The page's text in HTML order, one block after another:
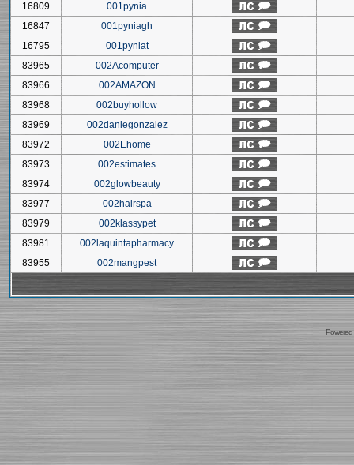
16809
001pynia
16847
001pyniagh
16795
001pyniat
83965
002Acomputer
83966
002AMAZON
83968
002buyhollow
83969
002daniegonzalez
83972
002Ehome
83973
002estimates
83974
002glowbeauty
83977
002hairspa
83979
002klassypet
83981
002laquintapharmacy
83955
002mangpest